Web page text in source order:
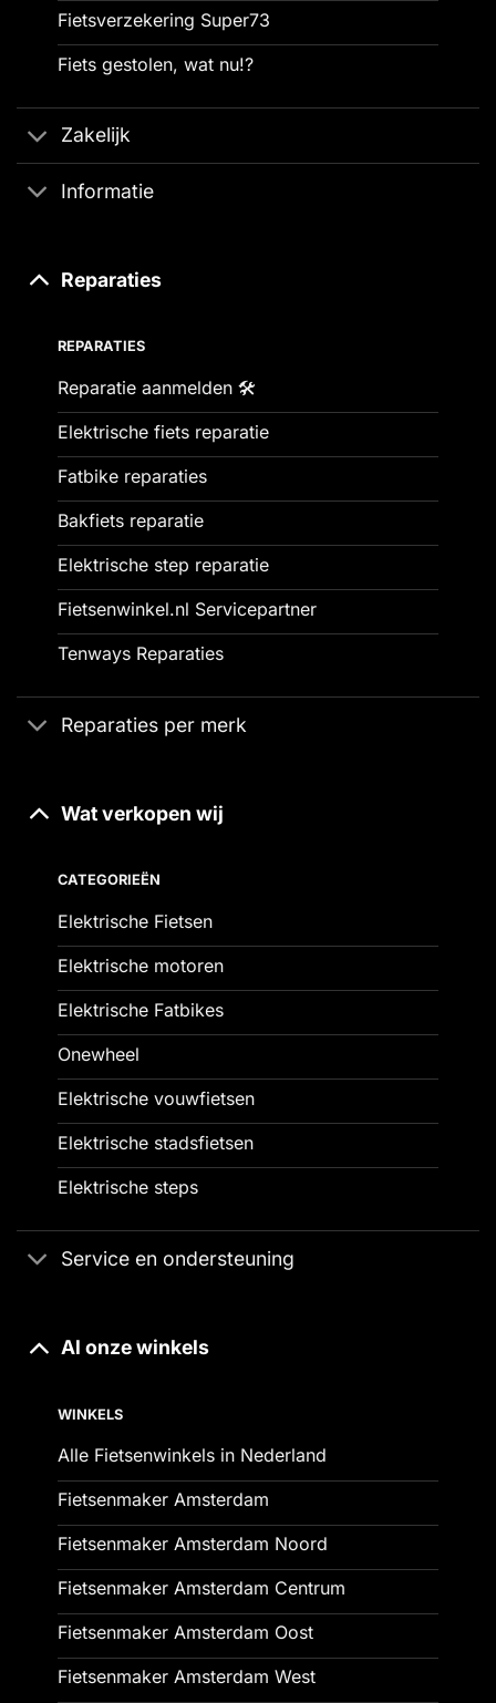
Fietsverzekering Super73
Fiets gestolen, wat nu!?
Zakelijk
Informatie
Reparaties
REPARATIES
Reparatie aanmelden 🛠️
Elektrische fiets reparatie
Fatbike reparaties
Bakfiets reparatie
Elektrische step reparatie
Fietsenwinkel.nl Servicepartner
Tenways Reparaties
Reparaties per merk
Wat verkopen wij
CATEGORIEËN
Elektrische Fietsen
Elektrische motoren
Elektrische Fatbikes
Onewheel
Elektrische vouwfietsen
Elektrische stadsfietsen
Elektrische steps
Service en ondersteuning
Al onze winkels
WINKELS
Alle Fietsenwinkels in Nederland
Fietsenmaker Amsterdam
Fietsenmaker Amsterdam Noord
Fietsenmaker Amsterdam Centrum
Fietsenmaker Amsterdam Oost
Fietsenmaker Amsterdam West